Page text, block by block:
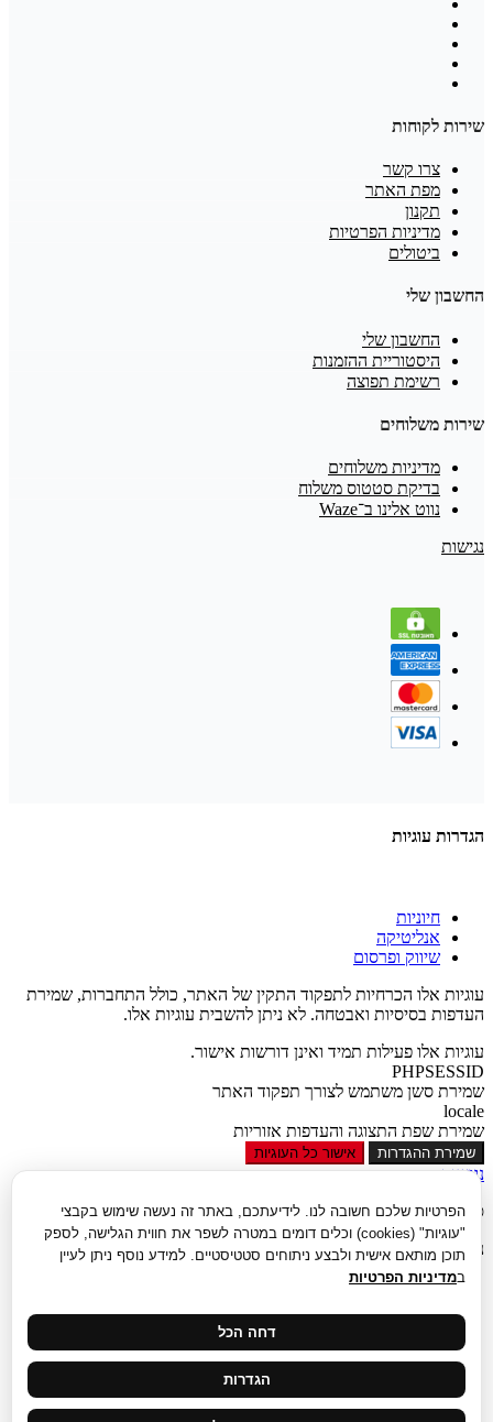
שירות לקוחות
צרו קשר
מפת האתר
תקנון
מדיניות הפרטיות
ביטולים
החשבון שלי
החשבון שלי
היסטוריית ההזמנות
רשימת תפוצה
שירות משלוחים
מדיניות משלוחים
בדיקת סטטוס משלוח
נווט אלינו ב־Waze
נגישות
הפרטיות שלכם חשובה לנו. לידיעתכם, באתר זה נעשה שימוש בקבצי
"עוגיות" (cookies) וכלים דומים במטרה לשפר את חווית הגלישה, לספק
תוכן מותאם אישית ולבצע ניתוחים סטטיסטיים. למידע נוסף ניתן לעיין
במדיניות הפרטיות
דחה הכל
הגדרות
הגדרות עוגיות
חיוניות
אנליטיקה
שיווק ופרסום
עוגיות אלו הכרחיות לתפקוד התקין של האתר, כולל התחברות, שמירת
העדפות בסיסיות ואבטחה. לא ניתן להשבית עוגיות אלו.
עוגיות אלו פעילות תמיד ואינן דורשות אישור.
PHPSESSID
שמירת סשן משתמש לצורך תפקוד האתר
locale
שמירת שפת התצוגה והעדפות אזוריות
שמירת ההגדרות אישור כל העוגיות
נגישות
סגור
נגישות
הגדל טקסט
ניגודיות הפוכה
הדגשת קישורים